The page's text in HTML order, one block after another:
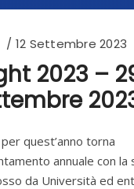
12 Settembre 2023
2023 –
quest’anno torna
annuale con la
da Università ed